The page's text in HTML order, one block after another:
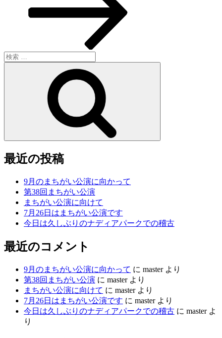
検
索:
最近の投稿
9月のまちがい公演に向かって
第38回まちがい公演
まちがい公演に向けて
7月26日はまちがい公演です
今日は久しぶりのナディアパークでの稽古
最近のコメント
9月のまちがい公演に向かって に masterより
第38回まちがい公演 に masterより
まちがい公演に向けて に masterより
7月26日はまちがい公演です に masterより
今日は久しぶりのナディアパークでの稽古 に masterよ
り